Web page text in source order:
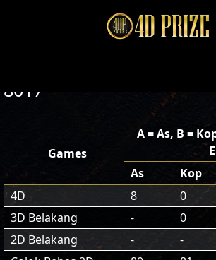
8017
Games
A = As, B =
As
Kop
4D
8 0
3D Belakang
- 0
2D Belakang
- -